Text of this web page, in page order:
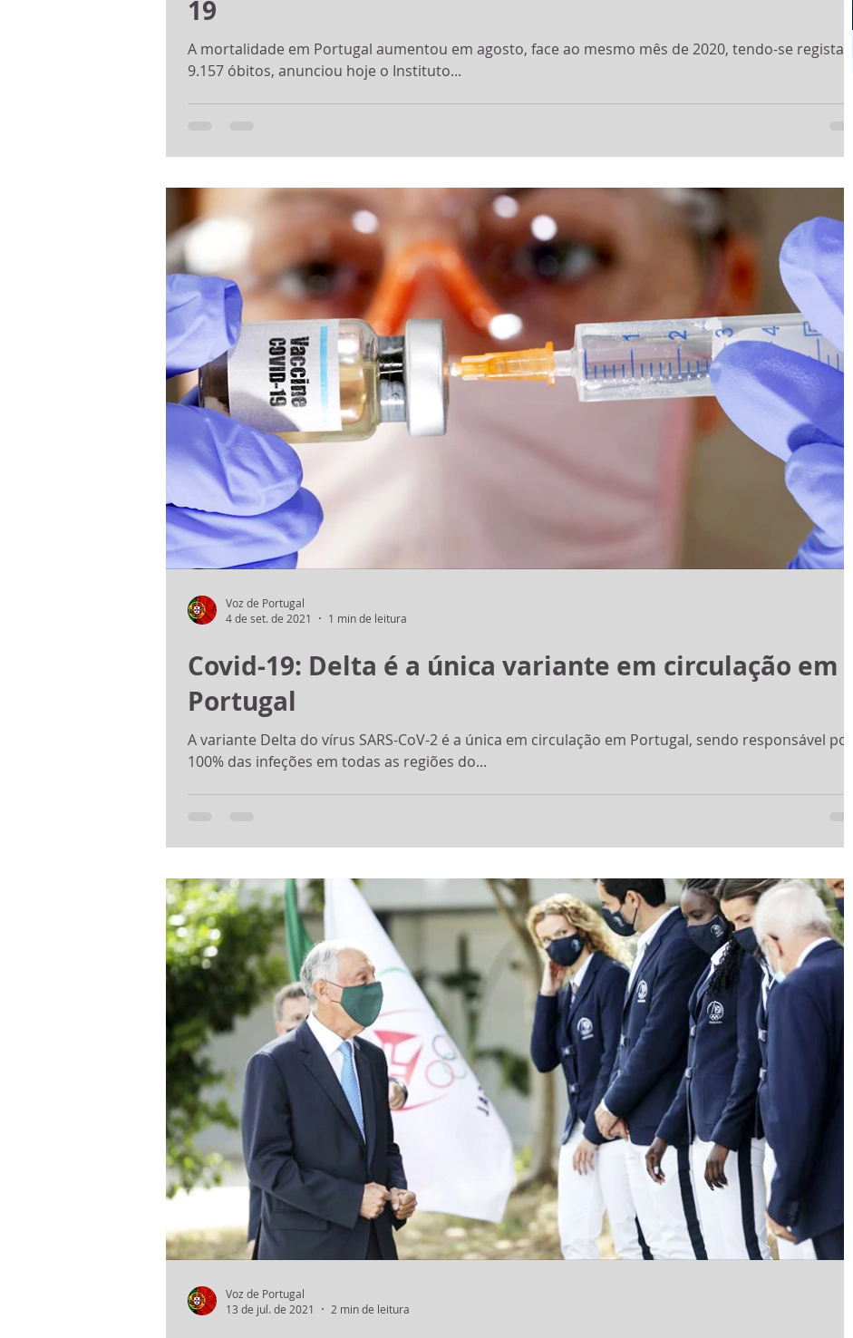
19
A mortalidade em Portugal aumentou em agosto, face ao mesmo mês de 2020, tendo-se registado
9.157 óbitos, anunciou hoje o Instituto...
Covid-19: Delta é a única variante em circulação em
Portugal
A variante Delta do vírus SARS-CoV-2 é a única em circulação em Portugal, sendo responsável por
100% das infeções em todas as regiões do...
Voz de Portugal
4 de set. de 2021
1 min de leitura
Voz de Portugal
13 de jul. de 2021
2 min de leitura